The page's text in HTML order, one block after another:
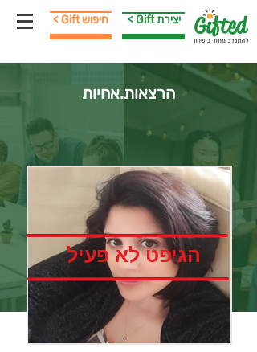
< Gift חיפוש < Gift יצירת
הרצאות.אחיות
הגיפט לא פעיל